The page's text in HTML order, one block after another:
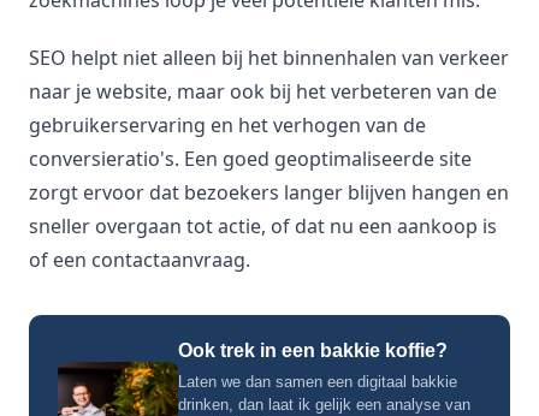
SEO helpt niet alleen bij het binnenhalen van verkeer
naar je website, maar ook bij het verbeteren van de
gebruikerservaring en het verhogen van de
conversieratio's. Een goed geoptimaliseerde site
zorgt ervoor dat bezoekers langer blijven hangen en
sneller overgaan tot actie, of dat nu een aankoop is
of een contactaanvraag.
Ook trek in een bakkie koffie?
Laten we dan samen een digitaal bakkie
drinken, dan laat ik gelijk een analyse van